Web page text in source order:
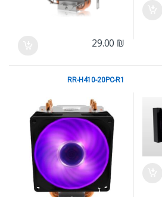
29.00 ₪
Cooler Master
RR-H410-20PC-R1